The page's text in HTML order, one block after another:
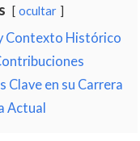
ocultar
Contexto Histórico
Clave en su Carrera
Actual